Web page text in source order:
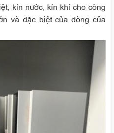
kín nước, kín khí cho công
và đặc biệt của dòng của